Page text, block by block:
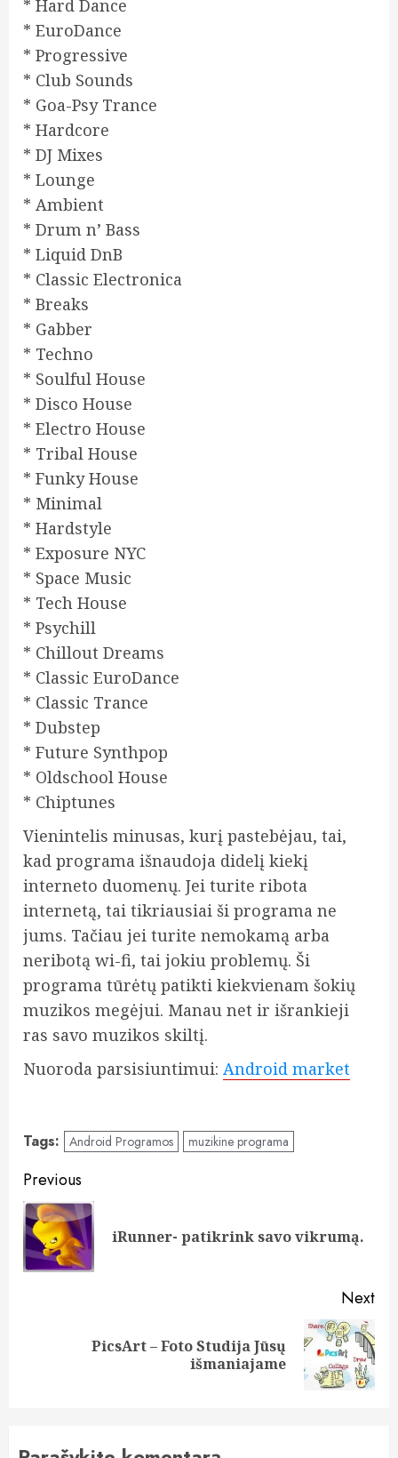
* Hard Dance
* EuroDance
* Progressive
* Club Sounds
* Goa-Psy Trance
* Hardcore
* DJ Mixes
* Lounge
* Ambient
* Drum n’ Bass
* Liquid DnB
* Classic Electronica
* Breaks
* Gabber
* Techno
* Soulful House
* Disco House
* Electro House
* Tribal House
* Funky House
* Minimal
* Hardstyle
* Exposure NYC
* Space Music
* Tech House
* Psychill
* Chillout Dreams
* Classic EuroDance
* Classic Trance
* Dubstep
* Future Synthpop
* Oldschool House
* Chiptunes
Vienintelis minusas, kurį pastebėjau, tai,
kad programa išnaudoja didelį kiekį
interneto duomenų. Jei turite ribota
internetą, tai tikriausiai ši programa ne
jums. Tačiau jei turite nemokamą arba
neribotą wi-fi, tai jokiu problemų. Ši
programa tūrėtų patikti kiekvienam šokių
muzikos megėjui. Manau net ir išrankieji
ras savo muzikos skiltį.
Nuoroda parsisiuntimui: Android market
Tags: Android Programos muzikine programa
Post
navigation
Previous
iRunner- patikrink savo vikrumą.
Next
PicsArt – Foto Studija Jūsų
išmaniajame